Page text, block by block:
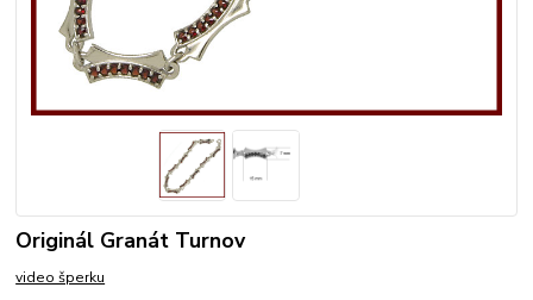
Originál Granát Turnov
video šperku